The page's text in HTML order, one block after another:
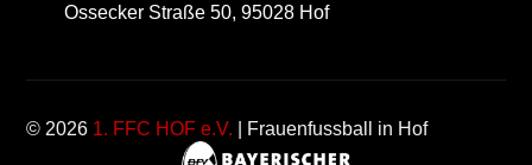
Ossecker Straße 50, 95028 Hof
© 2026 1. FFC HOF e.V. | Frauenfussball in Hof